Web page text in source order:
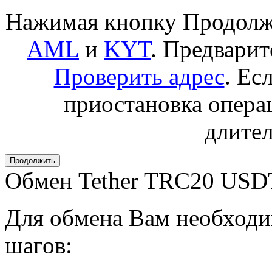
Нажимая кнопку
AML и KYT.
Проверить адрес.
приостановка
Обмен Tether TRC20
Для обмена Вам
шагов: